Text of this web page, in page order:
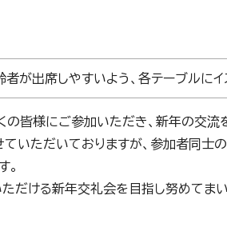
が出席しやすいよう、各テーブルにイ
皆様にご参加いただき、新年の交流
ていただいておりますが、参加者同士
。
だける新年交礼会を目指し努めてま